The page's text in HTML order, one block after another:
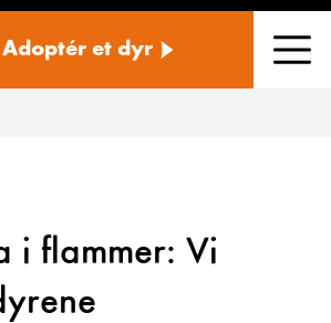
Adoptér et dyr
i flammer: Vi